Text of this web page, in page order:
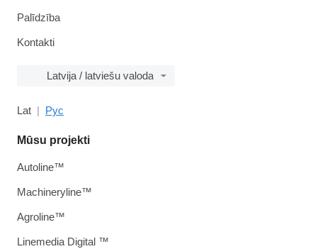
Palīdzība
Kontakti
Latvija / latviešu valoda
Lat Рус
Mūsu projekti
Autoline™
Machineryline™
Agroline™
Linemedia Digital ™